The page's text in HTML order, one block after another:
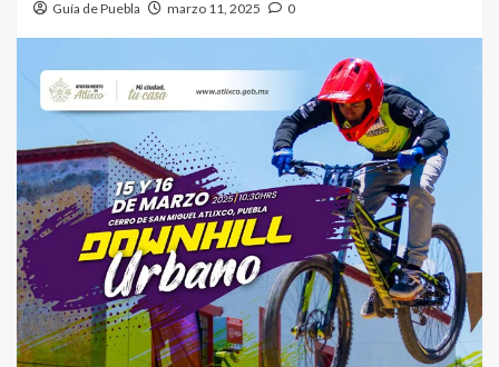
Guía de Puebla marzo 11, 2025 0